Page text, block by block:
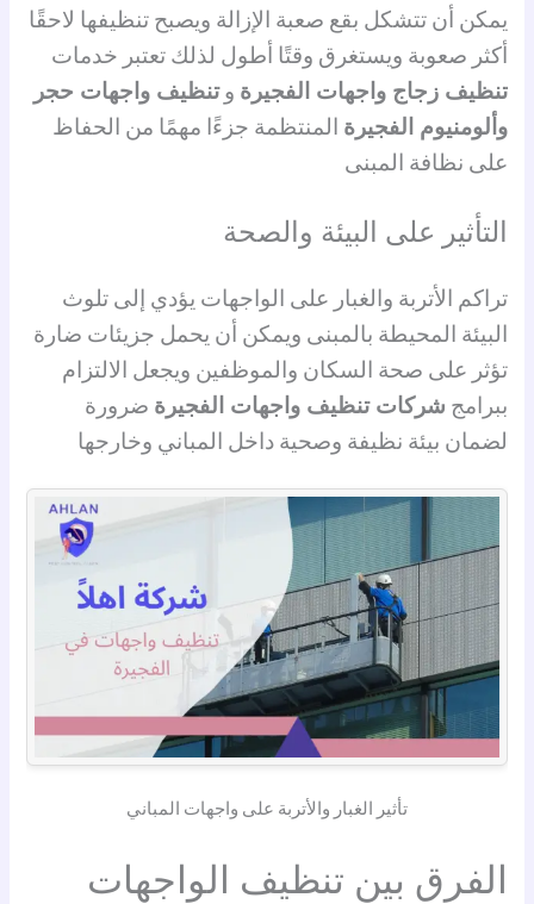
يمكن أن تتشكل بقع صعبة الإزالة ويصبح تنظيفها لاحقًا
أكثر صعوبة ويستغرق وقتًا أطول لذلك تعتبر خدمات
تنظيف زجاج واجهات الفجيرة وتنظيف واجهات حجر
وألومنيوم الفجيرة المنتظمة جزءًا مهمًا من الحفاظ
على نظافة المبنى
التأثير على البيئة والصحة
تراكم الأتربة والغبار على الواجهات يؤدي إلى تلوث
البيئة المحيطة بالمبنى ويمكن أن يحمل جزيئات ضارة
تؤثر على صحة السكان والموظفين ويجعل الالتزام
ببرامج شركات تنظيف واجهات الفجيرة ضرورة
لضمان بيئة نظيفة وصحية داخل المباني وخارجها
تأثير الغبار والأتربة على واجهات المباني
الفرق بين تنظيف الواجهات